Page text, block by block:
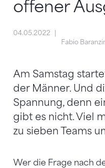
offener
04.05.2022
Fabio
Am Samstag
der Männer. Und
Spannung, denn
gibt es nicht. Viel
zu sieben Teams
Wer die Frage nach